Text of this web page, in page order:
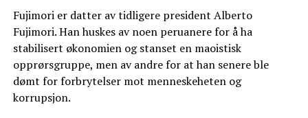
Fujimori er datter av tidligere president Alberto
Fujimori. Han huskes av noen peruanere for å ha
stabilisert økonomien og stanset en maoistisk
opprørsgruppe, men av andre for at han senere ble
dømt for forbrytelser mot menneskeheten og
korrupsjon.